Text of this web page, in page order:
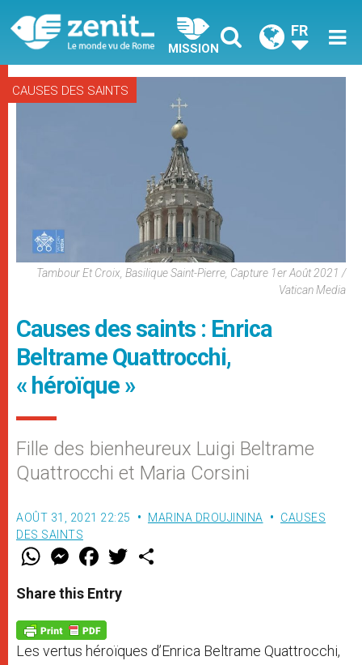
MISSION
FR
CAUSES DES SAINTS
Tambour Et Croix, Basilique Saint-Pierre, Capture 1er Août 2021 /
Vatican Media
Causes des saints : Enrica
Beltrame Quattrocchi,
« héroïque »
Fille des bienheureux Luigi Beltrame
Quattrocchi et Maria Corsini
AOÛT 31, 2021 22:25 MARINA DROUJININA
CAUSES
DES SAINTS
W
t
s
p
p
M
e
s
e
g
e
r
F
a
e
b
o
k
w
Share this Entry
Les vertus héroïques d’Enrica Beltrame Quattrocchi,